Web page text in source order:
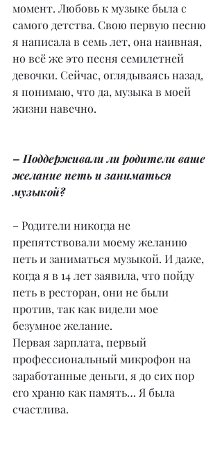
момент. Любовь к музыке была с
самого детства. Свою первую песню
я написала в семь лет, она наивная,
но всё же это песня семилетней
девочки. Сейчас, оглядываясь назад,
я понимаю, что да, музыка в моей
жизни навечно.
– Поддерживали ли родители ваше
желание петь и заниматься
музыкой?
– Родители никогда не
препятствовали моему желанию
петь и заниматься музыкой. И даже,
когда я в 14 лет заявила, что пойду
петь в ресторан, они не были
против, так как видели мое
безумное желание.
Первая зарплата, первый
профессиональный микрофон на
заработанные деньги, я до сих пор
его храню как память… Я была
счастлива.